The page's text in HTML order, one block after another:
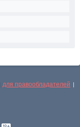
для правообладателей |